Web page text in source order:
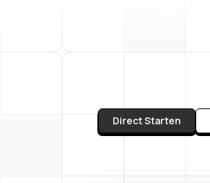
Direct Starten